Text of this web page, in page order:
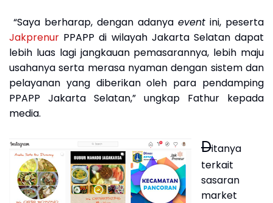
“Saya berharap, dengan adanya event ini, peserta
Jakprenur PPAPP di wilayah Jakarta Selatan dapat
lebih luas lagi jangkauan pemasarannya, lebih maju
usahanya serta merasa nyaman dengan sistem dan
pelayanan yang diberikan oleh para pendamping
PPAPP Jakarta Selatan,” ungkap Fathur kepada
media.
Ditanya
terkait
sasaran
market